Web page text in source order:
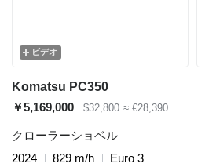
ビデオ
Komatsu PC350
￥5,169,000
$32,800 ≈ €28,390
クローラーショベル
2024
829 m/h
Euro 3